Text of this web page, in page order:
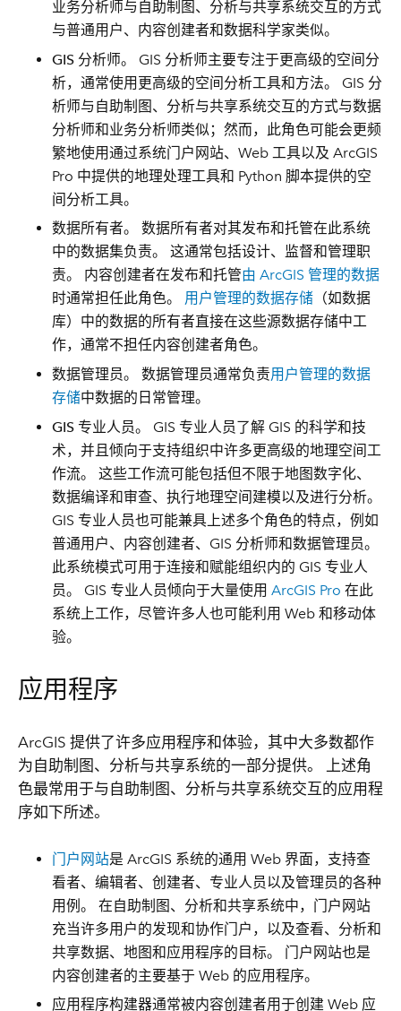
业务分析师与自助制图、分析与共享系统交互的方式
与普通用户、内容创建者和数据科学家类似。
GIS 分析师。 GIS 分析师主要专注于更高级的空间分
析，通常使用更高级的空间分析工具和方法。 GIS 分
析师与自助制图、分析与共享系统交互的方式与数据
分析师和业务分析师类似；然而，此角色可能会更频
繁地使用通过系统门户网站、Web 工具以及 ArcGIS
Pro 中提供的地理处理工具和 Python 脚本提供的空
间分析工具。
数据所有者。 数据所有者对其发布和托管在此系统
中的数据集负责。 这通常包括设计、监督和管理职
责。 内容创建者在发布和托管由 ArcGIS 管理的数据
时通常担任此角色。 用户管理的数据存储 （如数据
库）中的数据的所有者直接在这些源数据存储中工
作，通常不担任内容创建者角色。
数据管理员。 数据管理员通常负责用户管理的数据
存储中数据的日常管理。
GIS 专业人员。 GIS 专业人员了解 GIS 的科学和技
术，并且倾向于支持组织中许多更高级的地理空间工
作流。 这些工作流可能包括但不限于地图数字化、
数据编译和审查、执行地理空间建模以及进行分析。
GIS 专业人员也可能兼具上述多个角色的特点，例如
普通用户、内容创建者、GIS 分析师和数据管理员。
此系统模式可用于连接和赋能组织内的 GIS 专业人
员。 GIS 专业人员倾向于大量使用ArcGIS Pro 在此
系统上工作，尽管许多人也可能利用 Web 和移动体
验。
应用程序
ArcGIS 提供了许多应用程序和体验，其中大多数都作
为自助制图、分析与共享系统的一部分提供。 上述角
色最常用于与自助制图、分析与共享系统交互的应用程
序如下所述。
门户网站是 ArcGIS 系统的通用 Web 界面，支持查
看者、编辑者、创建者、专业人员以及管理员的各种
用例。 在自助制图、分析和共享系统中，门户网站
充当许多用户的发现和协作门户，以及查看、分析和
共享数据、地图和应用程序的目标。 门户网站也是
内容创建者的主要基于 Web 的应用程序。
应用程序构建器通常被内容创建者用于创建 Web 应